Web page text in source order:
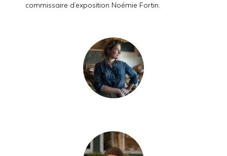
commissaire d’exposition Noémie Fortin.